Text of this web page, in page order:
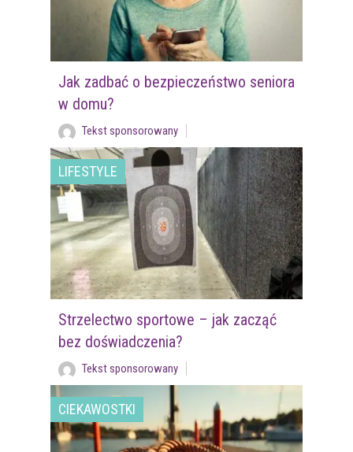
Jak zadbać o bezpieczeństwo seniora
w domu?
Tekst sponsorowany
LIFESTYLE
Strzelectwo sportowe – jak zacząć
bez doświadczenia?
Tekst sponsorowany
CIEKAWOSTKI